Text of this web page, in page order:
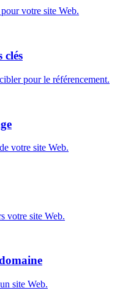
votre site Web.
clés
pour le référencement.
votre site Web.
votre site Web.
site Web.